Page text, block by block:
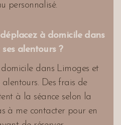
personnalisé.
à domicile dans
alentours ?
dans Limoges et
alentours. Des frais de
à la séance selon la
à me contacter pour en